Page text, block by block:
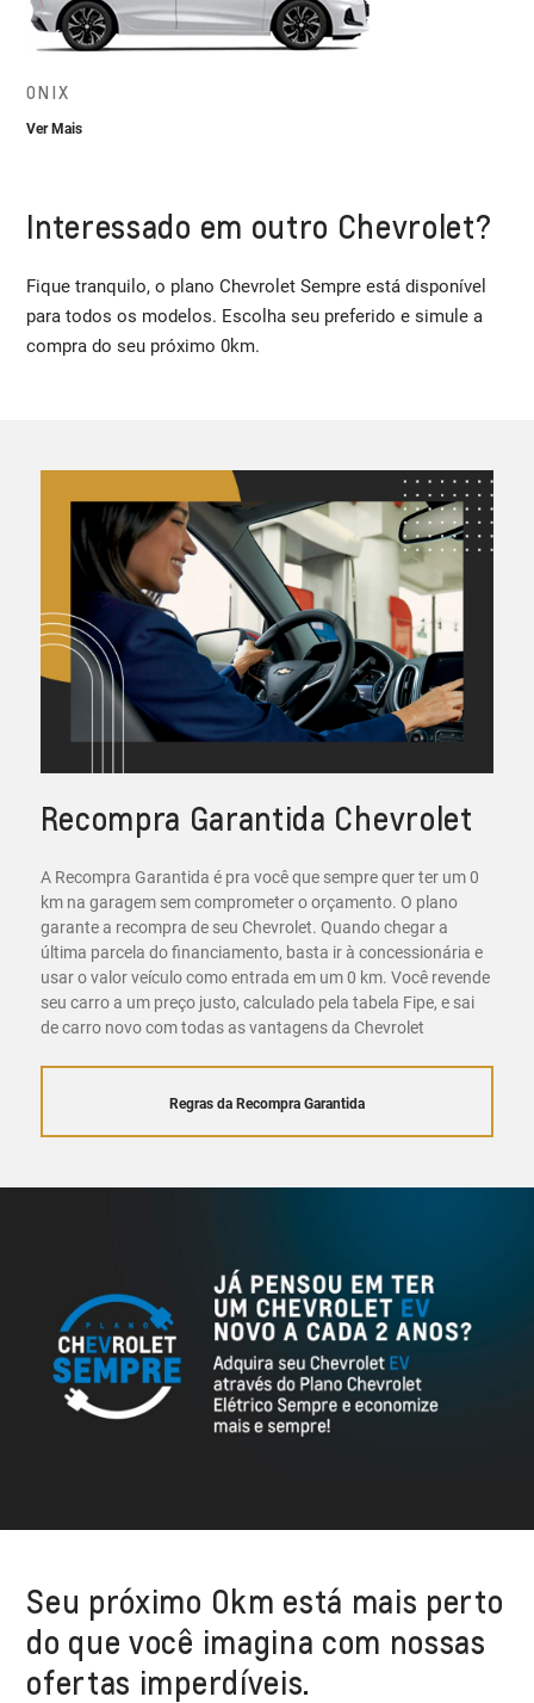
ONIX
Ver Mais
Interessado em outro Chevrolet?
Fique tranquilo, o plano Chevrolet Sempre está disponível
para todos os modelos. Escolha seu preferido e simule a
compra do seu próximo 0km.
Recompra Garantida Chevrolet
A Recompra Garantida é pra você que sempre quer ter um 0
km na garagem sem comprometer o orçamento. O plano
garante a recompra de seu Chevrolet. Quando chegar a
última parcela do financiamento, basta ir à concessionária e
usar o valor veículo como entrada em um 0 km. Você revende
seu carro a um preço justo, calculado pela tabela Fipe, e sai
de carro novo com todas as vantagens da Chevrolet
Regras da Recompra Garantida
Seu próximo 0km está mais perto
do que você imagina com nossas
ofertas imperdíveis.